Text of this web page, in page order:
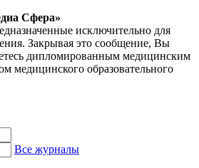
Сфера»
исключительно для
Закрывая это сообщение, Вы
дипломированным медицинским
медицинского образовательного
Все журналы